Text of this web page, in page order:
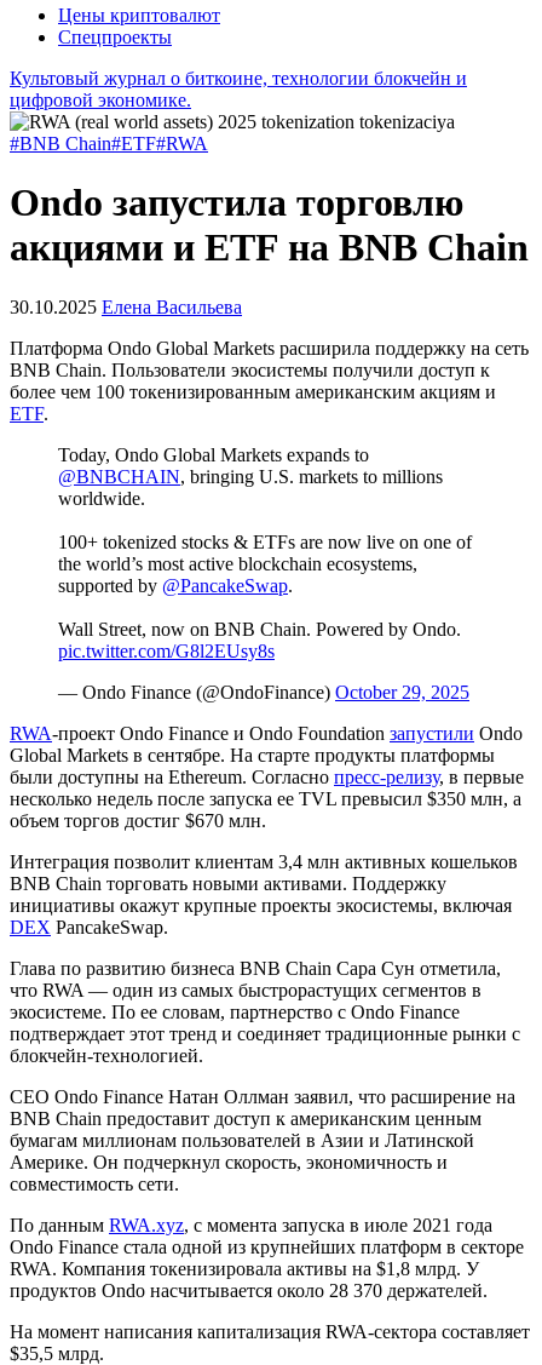
Цены криптовалют
Спецпроекты
Культовый журнал о биткоине, технологии блокчейн и
цифровой экономике.
#BNB Chain#ETF#RWA
Ondo запустила торговлю
акциями и ETF на BNB Chain
30.10.2025 Елена Васильева
Платформа Ondo Global Markets расширила поддержку на сеть
BNB Chain. Пользователи экосистемы получили доступ к
более чем 100 токенизированным американским акциям и
ETF.
Today, Ondo Global Markets expands to
@BNBCHAIN, bringing U.S. markets to millions
worldwide.
100+ tokenized stocks & ETFs are now live on one of
the world’s most active blockchain ecosystems,
supported by @PancakeSwap.
Wall Street, now on BNB Chain. Powered by Ondo.
pic.twitter.com/G8l2EUsy8s
— Ondo Finance (@OndoFinance) October 29, 2025
RWA-проект Ondo Finance и Ondo Foundation запустили Ondo
Global Markets в сентябре. На старте продукты платформы
были доступны на Ethereum. Согласно пресс-релизу, в первые
несколько недель после запуска ее TVL превысил $350 млн, а
объем торгов достиг $670 млн.
Интеграция позволит клиентам 3,4 млн активных кошельков
BNB Chain торговать новыми активами. Поддержку
инициативы окажут крупные проекты экосистемы, включая
DEX PancakeSwap.
Глава по развитию бизнеса BNB Chain Сара Сун отметила,
что RWA — один из самых быстрорастущих сегментов в
экосистеме. По ее словам, партнерство с Ondo Finance
подтверждает этот тренд и соединяет традиционные рынки с
блокчейн-технологией.
CEO Ondo Finance Натан Оллман заявил, что расширение на
BNB Chain предоставит доступ к американским ценным
бумагам миллионам пользователей в Азии и Латинской
Америке. Он подчеркнул скорость, экономичность и
совместимость сети.
По данным RWA.xyz, с момента запуска в июле 2021 года
Ondo Finance стала одной из крупнейших платформ в секторе
RWA. Компания токенизировала активы на $1,8 млрд. У
продуктов Ondo насчитывается около 28 370 держателей.
На момент написания капитализация RWA-сектора составляет
$35,5 млрд.